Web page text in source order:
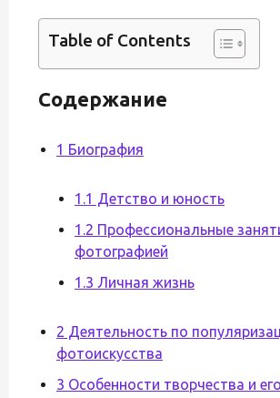
Table of Contents
Содержание
1 Биография
1.1 Детство и юность
1.2 Профессиональные
фотографией
1.3 Личная жизнь
2 Деятельность по
фотоискусства
3 Особенности творчества и